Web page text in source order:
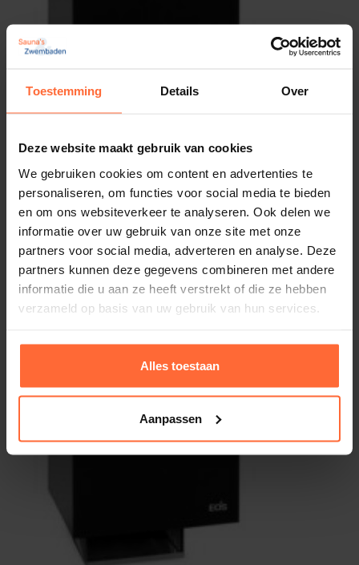
Toestemming Details Over
Deze website maakt gebruik van cookies
We gebruiken cookies om content en advertenties te
personaliseren, om functies voor social media te bieden
en om ons websiteverkeer te analyseren. Ook delen we
informatie over uw gebruik van onze site met onze
partners voor social media, adverteren en analyse. Deze
partners kunnen deze gegevens combineren met andere
informatie die u aan ze heeft verstrekt of die ze hebben
verzameld op basis van uw gebruik van hun services.
Alles toestaan
Aanpassen
Saunaoven EOS Picco W Antraciet, 3 kW –
Model 2
669,00 ca. 1 week